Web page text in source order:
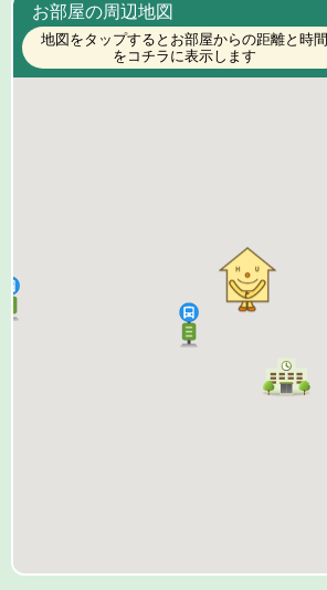
お部屋の周辺地図
地図をタップするとお部屋からの距離と時間
をコチラに表示します